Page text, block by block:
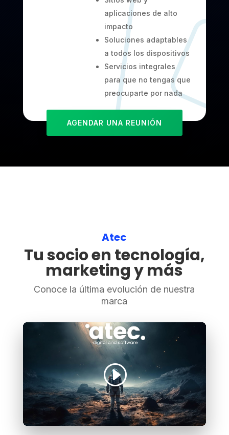
aplicaciones de alto
impacto
Soluciones adaptables
a todos los dispositivos
Servicios integrales
para que no tengas que
preocuparte por nada
AGENDAR UNA REUNIÓN
Atec
Tu socio en tecnología,
marketing y más
Conoce la última evolución de nuestra
marca